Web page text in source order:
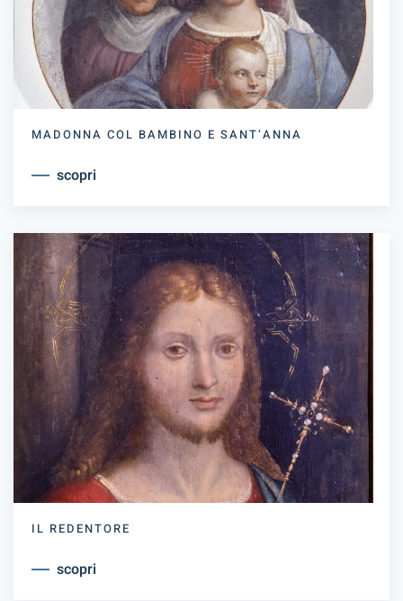
MADONNA COL BAMBINO E SANT’ANNA
scopri
IL REDENTORE
scopri